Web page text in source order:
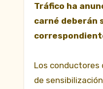
Tráfico ha anunciado que los conductores que tengan que recuperar parcialmente los puntos de su
carné deberán
Los conductores
de